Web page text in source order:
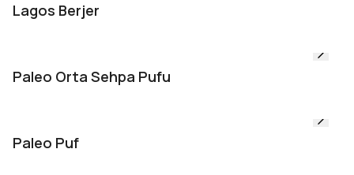
Lagos Berjer
Paleo Orta Sehpa Pufu
Paleo Puf